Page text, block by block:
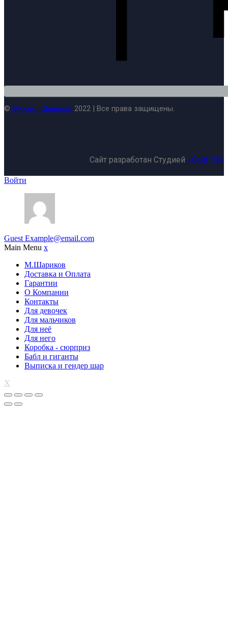
© Михаил Шариков 2022 | Все права защищены.
Сайт разработан Студией «Сайт 36»
Войти
Guest Example@email.com
Main Menu x
М.Шариков
Доставка и Оплата
Гарантии
О Компании
Контакты
Для девочек
Для мальчиков
Для неё
Для него
Коробка - сюрприз
Бабл и гиганты
Выписка и гендер шар
X